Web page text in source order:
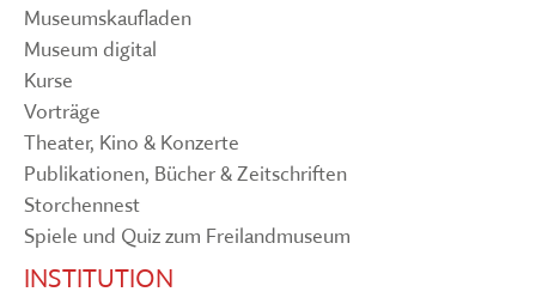
Museumskaufladen
Museum digital
Kurse
Vorträge
Theater, Kino & Konzerte
Publikationen, Bücher & Zeitschriften
Storchennest
Spiele und Quiz zum Freilandmuseum
INSTITUTION